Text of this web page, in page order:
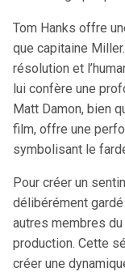
Tom Hanks offre
que capitaine
résolution et
lui confère une
Matt Damon, bien
film, offre une
symbolisant le
Pour créer un
délibérément
autres membres
production. Cette
créer une